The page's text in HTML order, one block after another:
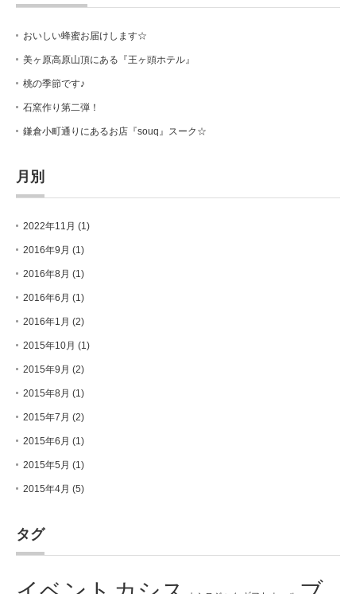
おいしい蜂蜜お届けします☆
美ヶ原高原山頂にある『王ヶ頭ホテル』
桃の季節です♪
石窯作り第二弾！
鎌倉小町通りにあるお店『souq』スーク☆
月別
2022年11月 (1)
2016年9月 (1)
2016年8月 (1)
2016年6月 (1)
2016年1月 (2)
2015年10月 (1)
2015年9月 (2)
2015年8月 (1)
2015年7月 (2)
2015年6月 (1)
2015年5月 (1)
2015年4月 (5)
タグ